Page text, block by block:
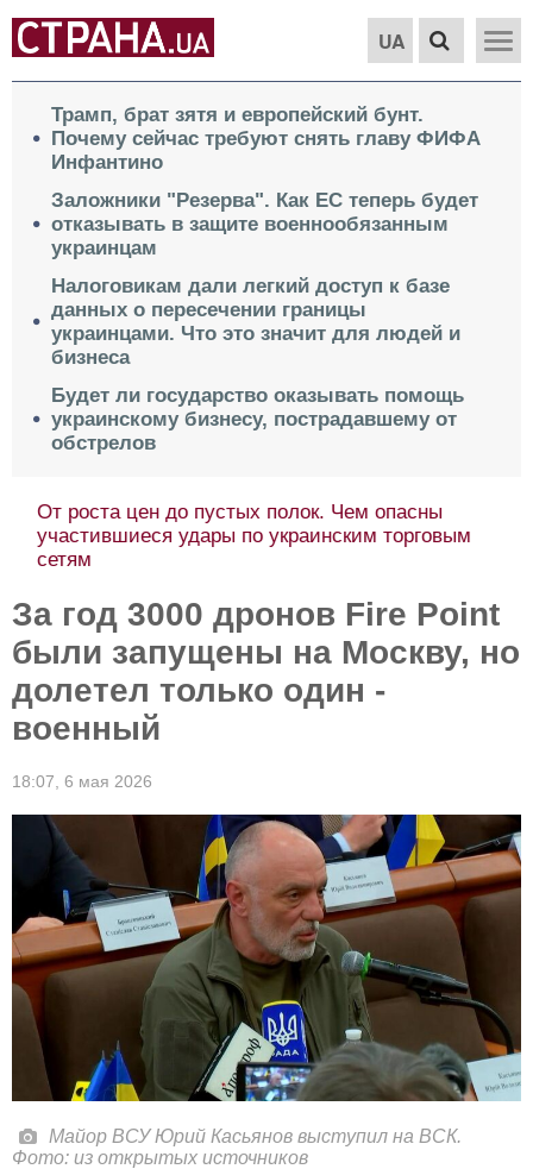
UA
Трамп, брат зятя и европейский бунт.
Почему сейчас требуют снять главу ФИФА
Инфантино
Заложники "Резерва". Как ЕС теперь будет
отказывать в защите военнообязанным
украинцам
Налоговикам дали легкий доступ к базе
данных о пересечении границы
украинцами. Что это значит для людей и
бизнеса
Будет ли государство оказывать помощь
украинскому бизнесу, пострадавшему от
обстрелов
От роста цен до пустых полок. Чем опасны
участившиеся удары по украинским торговым
сетям
За год 3000 дронов Fire Point
были запущены на Москву, но
долетел только один -
военный
18:07, 6 мая 2026
Майор ВСУ Юрий Касьянов выступил на ВСК.
Фото: из открытых источников